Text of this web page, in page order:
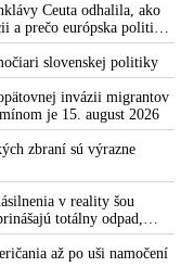
Ceuta odhalila, ako
a prečo európska politika
podporuje
slovenskej politiky
invázii migrantov
je 15. august 2026
zbraní sú výrazne
v reality šou
totálny odpad,
exminister školstva
štrajky novinárov a
až po uši namočení